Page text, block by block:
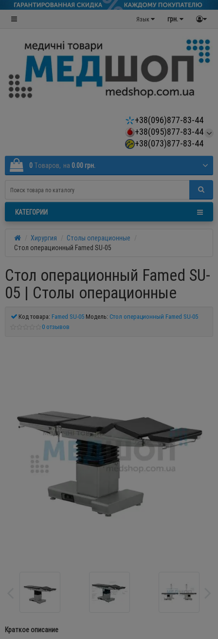
грн.
Язык
+38(096)877-83-44
+38(095)877-83-44
+38(073)877-83-44
0 Tоваров, на 0.00 грн.
КАТЕГОРИИ
Хирургия
Столы операционные
Стол операционный Famed SU-05
Стол операционный Famed SU-
05 | Столы операционные
Код товара: Famed SU-05 Модель: Стол операционный Famed SU-05
0 отзывов
Краткое описание